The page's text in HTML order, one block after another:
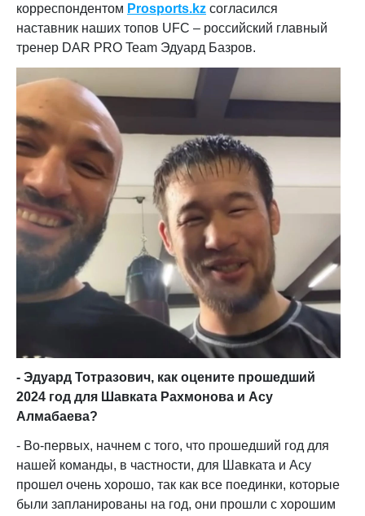
корреспондентом Prosports.kz согласился
наставник наших топов UFC – российский главный
тренер DAR PRO Team Эдуард Базров.
- Эдуард Тотразович, как оцените прошедший
2024 год для Шавката Рахмонова и Асу
Алмабаева?
- Во-первых, начнем с того, что прошедший год для
нашей команды, в частности, для Шавката и Асу
прошел очень хорошо, так как все поединки, которые
были запланированы на год, они прошли с хорошим